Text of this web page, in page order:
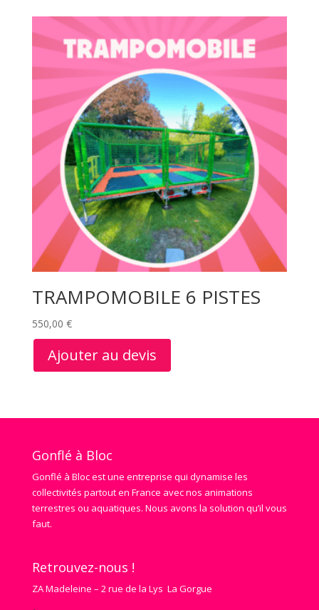
TRAMPOMOBILE 6 PISTES
550,00 €
Ajouter au devis
Gonflé à Bloc
Gonflé à Bloc est une entreprise qui dynamise les
collectivités partout en France avec nos animations
terrestres ou aquatiques. Nous avons la solution qu’il vous
faut.
Retrouvez-nous !
ZA Madeleine – 2 rue de la Lys La Gorgue